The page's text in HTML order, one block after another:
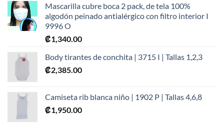
Mascarilla cubre boca 2 pack, de tela 100%
algodón peinado antialérgico con filtro interior I
9996 O
₡1,340.00
Body tirantes de conchita | 3715 I | Tallas 1,2,3
₡2,385.00
Camiseta rib blanca niño | 1902 P | Tallas 4,6,8
₡1,950.00